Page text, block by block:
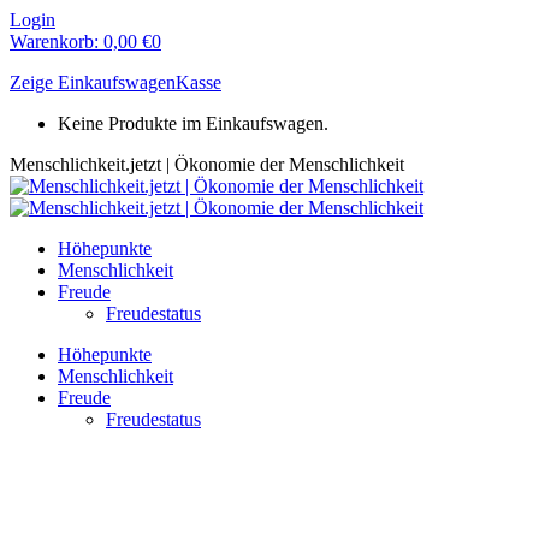
Zum
Inhalt
Login
Warenkorb: 0,00 €0
Zeige EinkaufswagenKasse
Keine Produkte im Einkaufswagen.
Menschlichkeit.jetzt | Ökonomie der Menschlichkeit
Höhepunkte
Menschlichkeit
Freude
Freudestatus
Höhepunkte
Menschlichkeit
Freude
Freudestatus